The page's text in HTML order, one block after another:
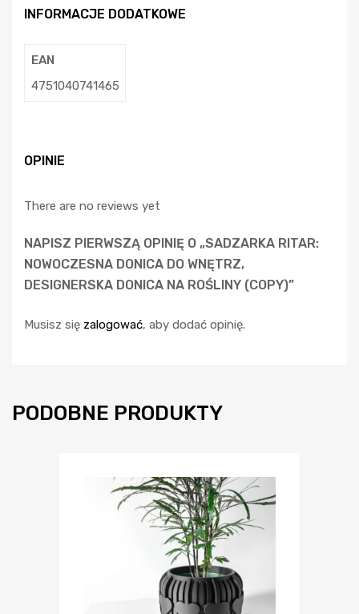
INFORMACJE DODATKOWE
EAN
4751040741465
OPINIE
There are no reviews yet
NAPISZ PIERWSZĄ OPINIĘ O „SADZARKA RITAR:
NOWOCZESNA DONICA DO WNĘTRZ,
DESIGNERSKA DONICA NA ROŚLINY (COPY)”
Musisz się zalogować, aby dodać opinię.
PODOBNE PRODUKTY